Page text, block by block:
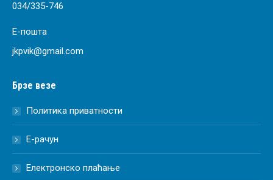
034/335-746
Е-пошта
jkpvik@gmail.com
Брзе везе
Политика приватности
Е-рачун
Електронско плаћање